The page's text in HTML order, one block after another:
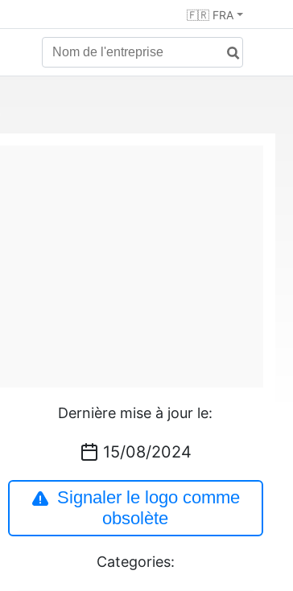
🇫🇷 FRA
Dernière mise à jour le:
15/08/2024
Signaler le logo comme
obsolète
Categories: